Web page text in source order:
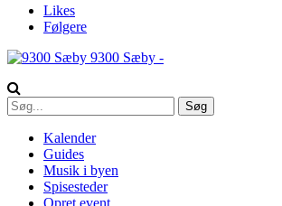
Likes
Følgere
9300 Sæby -
Kalender
Guides
Musik i byen
Spisesteder
Opret event